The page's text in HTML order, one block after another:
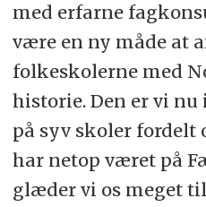
med erfarne
være en ny måde at
folkeskolerne med
historie. Den er vi nu
på syv skoler fordelt
har netop været på
glæder vi os meget